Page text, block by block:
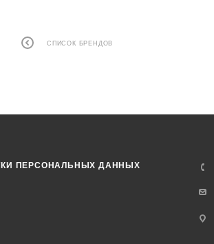
СПИСОК БРЕНДОВ
ПЕРСОНАЛЬНЫХ ДАННЫХ